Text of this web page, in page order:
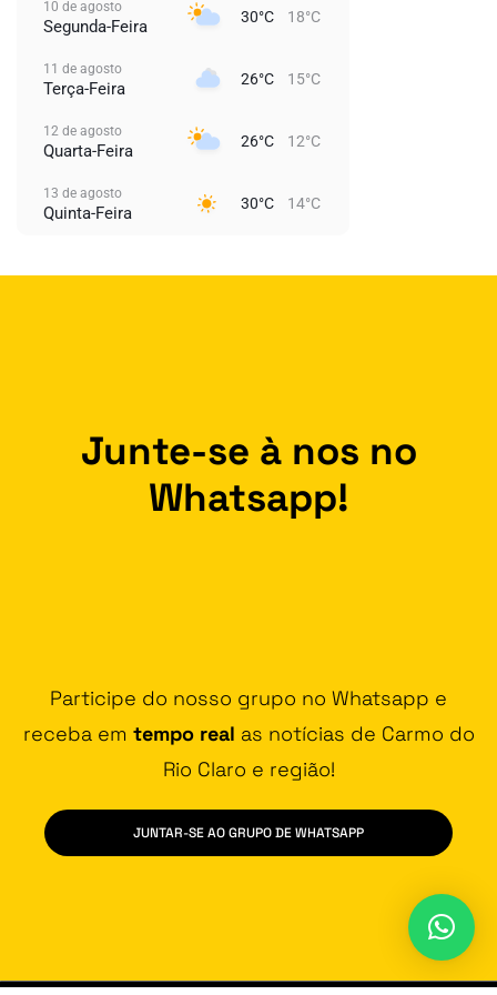
10 de agosto
Segunda-Feira 30°C 18°C
11 de agosto
Terça-Feira 26°C 15°C
12 de agosto
Quarta-Feira 26°C 12°C
13 de agosto
Quinta-Feira 30°C 14°C
Junte-se à nos no
Whatsapp!
Participe do nosso grupo no Whatsapp e
receba em tempo real as notícias de Carmo do
Rio Claro e região!
JUNTAR-SE AO GRUPO DE WHATSAPP